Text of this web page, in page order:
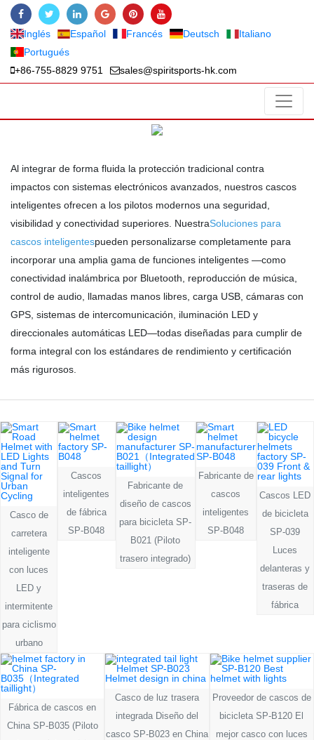
Inglés Español Francés Deutsch
Italiano
Portugués
+86-755-8829 9751
sales@spiritsports-hk.com
Al integrar de forma fluida la protección tradicional contra
impactos con sistemas electrónicos avanzados, nuestros cascos
inteligentes ofrecen a los pilotos modernos una seguridad,
visibilidad y conectividad superiores. NuestraSoluciones para
cascos inteligentespueden personalizarse completamente para
incorporar una amplia gama de funciones inteligentes —como
conectividad inalámbrica por Bluetooth, reproducción de música,
control de audio, llamadas manos libres, carga USB, cámaras con
GPS, sistemas de intercomunicación, iluminación LED y
direccionales automáticas LED—todas diseñadas para cumplir de
forma integral con los estándares de rendimiento y certificación
más rigurosos.
Casco de
carretera
inteligente
con luces
LED y
intermitente
para ciclismo
urbano
Cascos
inteligentes
de fábrica
SP-B048
Fabricante de
diseño de cascos
para bicicleta SP-
B021 (Piloto
trasero integrado)
Fabricante de
cascos
inteligentes
SP-B048
Cascos LED
de bicicleta
SP-039
Luces
delanteras y
traseras de
fábrica
Fábrica de cascos en
China SP-B035 (Piloto
Casco de luz trasera
integrada Diseño del
casco SP-B023 en China
Proveedor de cascos de
bicicleta SP-B120 El
mejor casco con luces